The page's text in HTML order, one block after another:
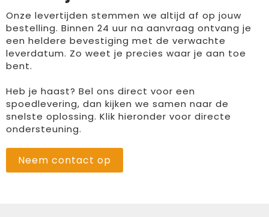
Onze levertijden stemmen we altijd af op jouw
bestelling. Binnen 24 uur na aanvraag ontvang je
een heldere bevestiging met de verwachte
leverdatum. Zo weet je precies waar je aan toe
bent.
Heb je haast? Bel ons direct voor een
spoedlevering, dan kijken we samen naar de
snelste oplossing. Klik hieronder voor directe
ondersteuning.
Neem contact op